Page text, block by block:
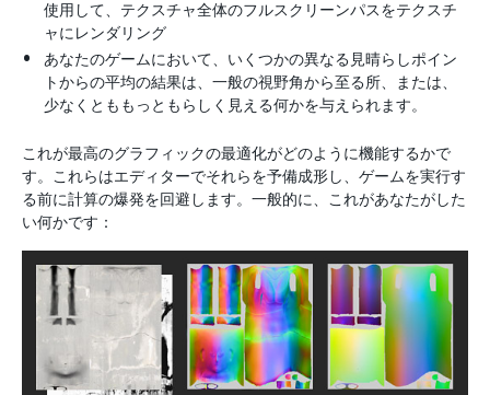
使用して、テクスチャ全体のフルスクリーンパスをテクスチ
ャにレンダリング
あなたのゲームにおいて、いくつかの異なる見晴らしポイン
トからの平均の結果は、一般の視野角から至る所、または、
少なくとももっともらしく見える何かを与えられます。
これが最高のグラフィックの最適化がどのように機能するかで
す。これらはエディターでそれらを予備成形し、ゲームを実行す
る前に計算の爆発を回避します。一般的に、これがあなたがした
い何かです：